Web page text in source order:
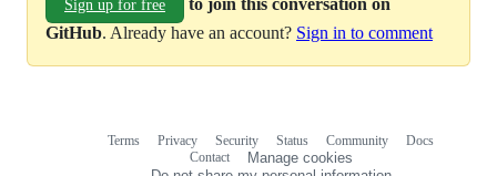
Sign up for free
GitHub. Already have an account? Sign in to comment
Terms Privacy Security Status Community
Docs
Contact
Manage cookies